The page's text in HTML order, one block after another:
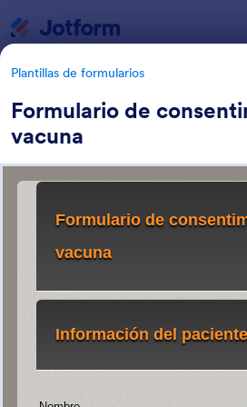
Plantillas de formularios
Formulario de
vacuna
Formularios
Categorías de plantillas de formulario